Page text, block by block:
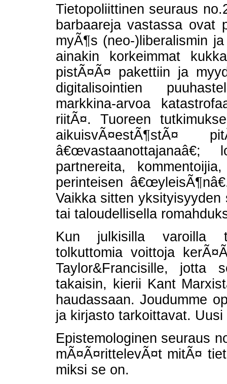
Tietopoliittinen seuraus
barbaareja vastassa ovat
myÃ¶s (neo-)liberalismin
ainakin korkeimmat
pistÃ¤Ã¤ pakettiin ja
digitalisointien
markkina-arvoa
riitÃ¤. Tuoreen
aikuisvÃ¤estÃ¶stÃ¤
partnereita,
perinteisen
Vaikka sitten
tai taloudellisella
Kun julkisilla varoilla
tolkuttomia voittoja
Taylor&Francisille, jotta
takaisin, kierii Kant
haudassaan. Joudumme
ja kirjasto tarkoittavat.
Epistemologinen seuraus
mÃ¤Ã¤rittelevÃ¤t mitÃ¤
miksi se on.